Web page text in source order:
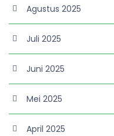
Agustus 2025
Juli 2025
Juni 2025
Mei 2025
April 2025